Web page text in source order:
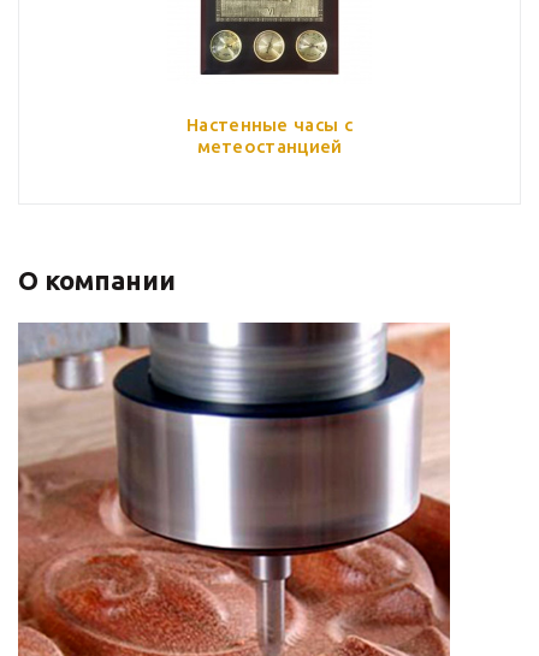
Настенные часы с
метеостанцией
О компании